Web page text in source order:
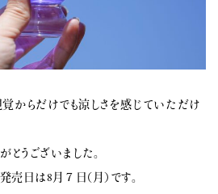
からだけでも涼しさを感じていただけ
とうございました。
売日は8月７日（月）です。